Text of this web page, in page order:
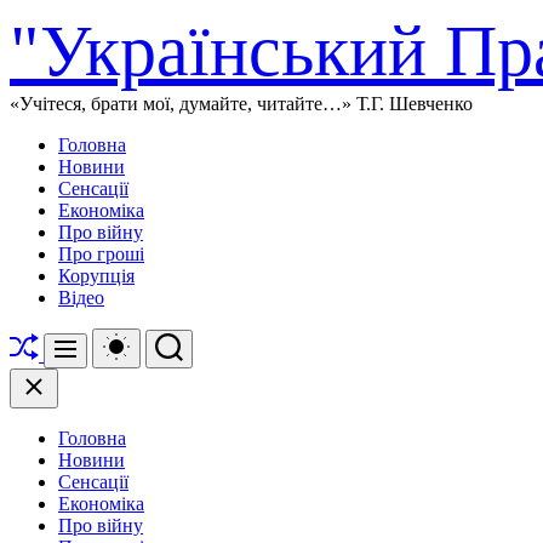
до
вмісту
"Український
«Учітеся, брати мої, думайте, читайте…» Т.Г. Шевченко
Головна
Новини
Сенсації
Економіка
Про війну
Про гроші
Корупція
Відео
Перетасувати
Меню
Перемикач
кольорового
Пошук
Закрити
Головна
Новини
Сенсації
Економіка
Про війну